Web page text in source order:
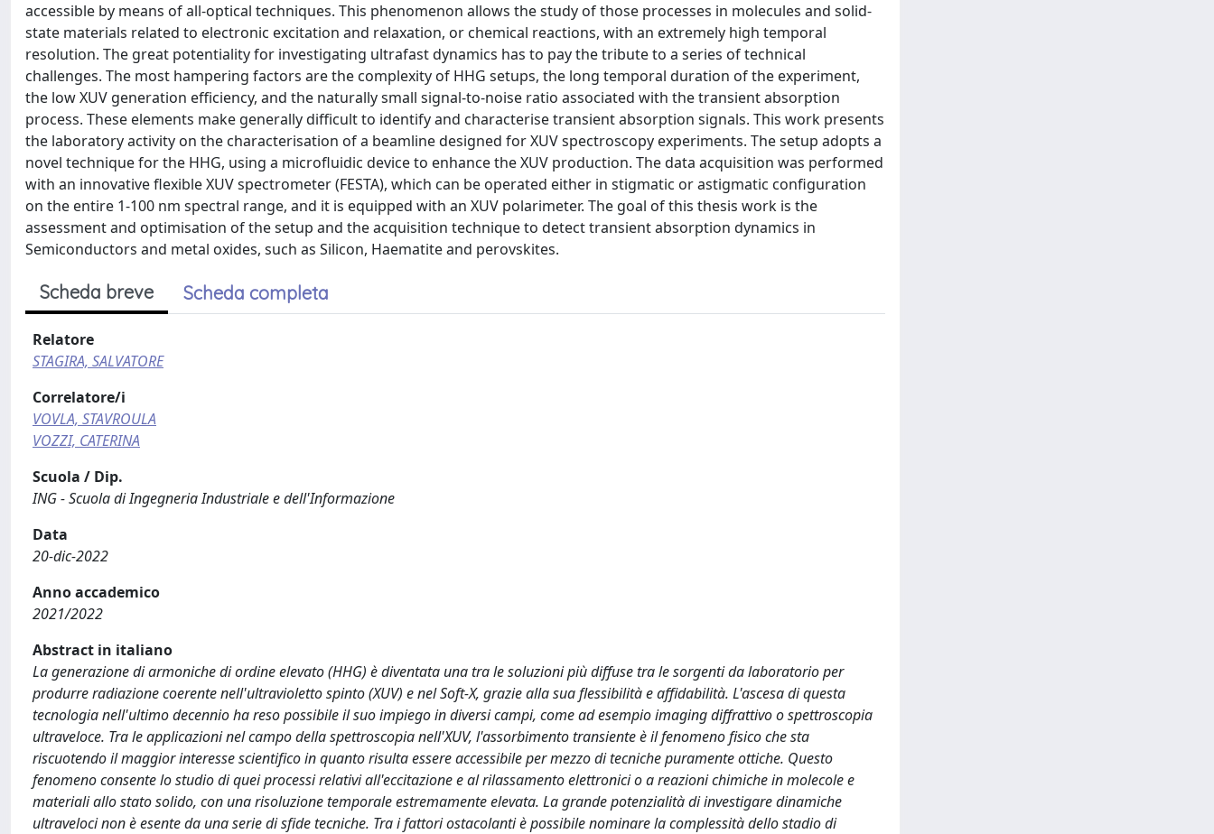
accessible by means of all-optical techniques. This phenomenon allows the study of those processes in molecules and solid-
state materials related to electronic excitation and relaxation, or chemical reactions, with an extremely high temporal
resolution. The great potentiality for investigating ultrafast dynamics has to pay the tribute to a series of technical
challenges. The most hampering factors are the complexity of HHG setups, the long temporal duration of the experiment,
the low XUV generation efficiency, and the naturally small signal-to-noise ratio associated with the transient absorption
process. These elements make generally difficult to identify and characterise transient absorption signals. This work presents
the laboratory activity on the characterisation of a beamline designed for XUV spectroscopy experiments. The setup adopts a
novel technique for the HHG, using a microfluidic device to enhance the XUV production. The data acquisition was performed
with an innovative flexible XUV spectrometer (FESTA), which can be operated either in stigmatic or astigmatic configuration
on the entire 1-100 nm spectral range, and it is equipped with an XUV polarimeter. The goal of this thesis work is the
assessment and optimisation of the setup and the acquisition technique to detect transient absorption dynamics in
Semiconductors and metal oxides, such as Silicon, Haematite and perovskites.
Scheda breve Scheda completa
Relatore
STAGIRA, SALVATORE
Correlatore/i
VOVLA, STAVROULA
VOZZI, CATERINA
Scuola / Dip.
ING - Scuola di Ingegneria Industriale e dell'Informazione
Data
20-dic-2022
Anno accademico
2021/2022
Abstract in italiano
La generazione di armoniche di ordine elevato (HHG) è diventata una tra le soluzioni più diffuse tra le sorgenti da laboratorio per
produrre radiazione coerente nell'ultravioletto spinto (XUV) e nel Soft-X, grazie alla sua flessibilità e affidabilità. L'ascesa di questa
tecnologia nell'ultimo decennio ha reso possibile il suo impiego in diversi campi, come ad esempio imaging diffrattivo o spettroscopia
ultraveloce. Tra le applicazioni nel campo della spettroscopia nell'XUV, l'assorbimento transiente è il fenomeno fisico che sta
riscuotendo il maggior interesse scientifico in quanto risulta essere accessibile per mezzo di tecniche puramente ottiche. Questo
fenomeno consente lo studio di quei processi relativi all'eccitazione e al rilassamento elettronici o a reazioni chimiche in molecole e
materiali allo stato solido, con una risoluzione temporale estremamente elevata. La grande potenzialità di investigare dinamiche
ultraveloci non è esente da una serie di sfide tecniche. Tra i fattori ostacolanti è possibile nominare la complessità dello stadio di